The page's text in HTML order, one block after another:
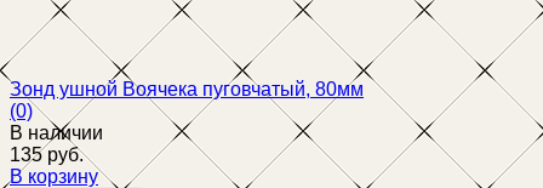
Зонд ушной Воячека пуговчатый, 80мм
(0)
В наличии
135 руб.
В корзину